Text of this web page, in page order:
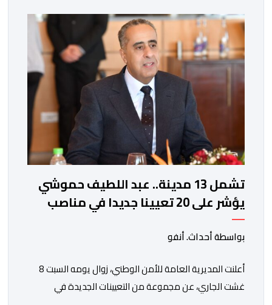
ذاتها، وذلك لتنوير الرأي العام بالحقائق والمعطيات
الدقيقة.واوضحت إدارة المؤسسة السجنية أن المعني بالأمر
يستفيد منذ إيداعه من تتبع طبي منتظم ومستمر وفقا […]
تشمل 13 مدينة.. عبد اللطيف حموشي
يؤشر على 20 تعيينا جديدا في مناصب
المسؤولية بمصالح الأمن الوطني
بواسطة أحداث. أنفو
أعلنت المديرية العامة للأمن الوطني، زوال يومه السبت 8
غشت الجاري، عن مجموعة من التعيينات الجديدة في